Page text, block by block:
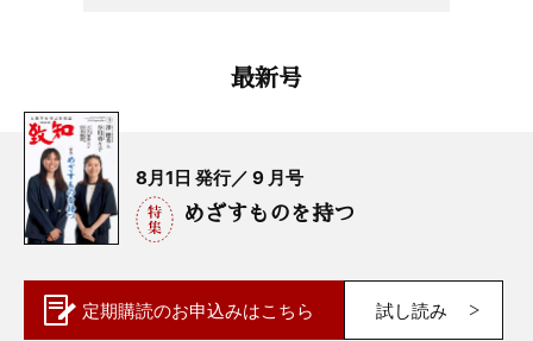
最新号
8月1日 発行／ 9 月号
めざすものを持つ
定期購読のお申込みはこちら 試し読み